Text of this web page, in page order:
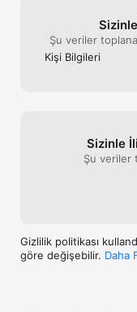
Şu veriler
Kişi Bilgileri
Sizinle
Şu veriler
Gizlilik politikası
göre değişebilir. Daha